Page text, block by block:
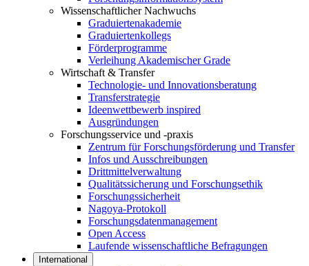
Wissenschaftlicher Nachwuchs
Graduiertenakademie
Graduiertenkollegs
Förderprogramme
Verleihung Akademischer Grade
Wirtschaft & Transfer
Technologie- und Innovationsberatung
Transferstrategie
Ideenwettbewerb inspired
Ausgründungen
Forschungsservice und -praxis
Zentrum für Forschungsförderung und Transfer
Infos und Ausschreibungen
Drittmittelverwaltung
Qualitätssicherung und Forschungsethik
Forschungssicherheit
Nagoya-Protokoll
Forschungsdatenmanagement
Open Access
Laufende wissenschaftliche Befragungen
International